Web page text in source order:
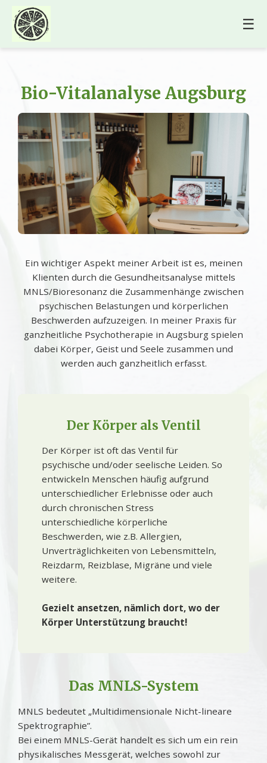
☰
Bio-Vitalanalyse Augsburg
Ein wichtiger Aspekt meiner Arbeit ist es, meinen
Klienten durch die Gesundheitsanalyse mittels
MNLS/Bioresonanz die Zusammenhänge zwischen
psychischen Belastungen und körperlichen
Beschwerden aufzuzeigen. In meiner Praxis für
ganzheitliche Psychotherapie in Augsburg spielen
dabei Körper, Geist und Seele zusammen und
werden auch ganzheitlich erfasst.
Der Körper als Ventil
Der Körper ist oft das Ventil für
psychische und/oder seelische Leiden. So
entwickeln Menschen häufig aufgrund
unterschiedlicher Erlebnisse oder auch
durch chronischen Stress
unterschiedliche körperliche
Beschwerden, wie z.B. Allergien,
Unverträglichkeiten von Lebensmitteln,
Reizdarm, Reizblase, Migräne und viele
weitere.
Gezielt ansetzen, nämlich dort, wo der
Körper Unterstützung braucht!
Das MNLS-System
MNLS bedeutet „Multidimensionale Nicht-lineare
Spektrographie”.
Bei einem MNLS-Gerät handelt es sich um ein rein
physikalisches Messgerät, welches sowohl zur